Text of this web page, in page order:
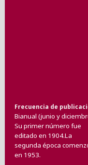
Frecuencia de
Bianual (junio y
Su primer número fue
editado en 1904.La
segunda época
en 1953.